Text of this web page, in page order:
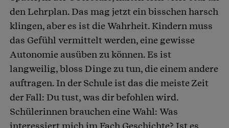
den Lehrplan. Das mag jetzt ein bisschen harsch
klingen, aber es ist die Wahrheit. Kindern muss
das Gefühl vermittelt werden, eine gewisse
Autonomie ausüben zu können. Es ist
langweilig, bloss Dinge zu tun, die einem andere
auftragen. In der Schule ist das die meiste Zeit
der Fall: Du tust, was dir befohlen wird.
Schülerinnen brauchen eine Wahl: Was
interessiert mich im Fach Geschichte? Ist es